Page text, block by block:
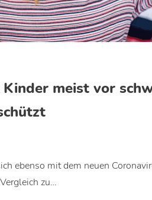
Kinder meist vor
ebenso mit dem neuen
zu…